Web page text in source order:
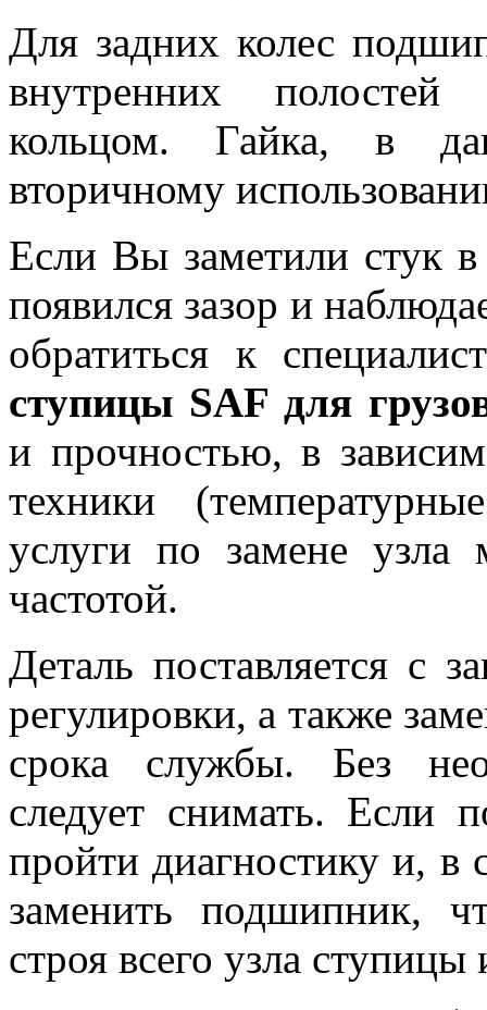
Для задних колес
внутренних
кольцом. Гайка, в
вторичному
Если Вы заметили стук
появился зазор и
обратиться к
ступицы SAF для
и прочностью, в
техники
услуги по замене узла
частотой.
Деталь поставляется с
регулировки, а также
срока службы. Без
следует снимать. Если
пройти диагностику и, в
заменить подшипник,
строя всего узла